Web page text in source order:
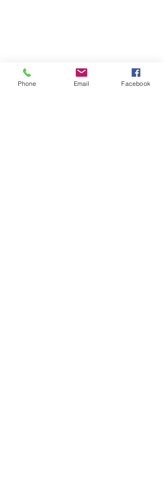
Phone Email Facebook